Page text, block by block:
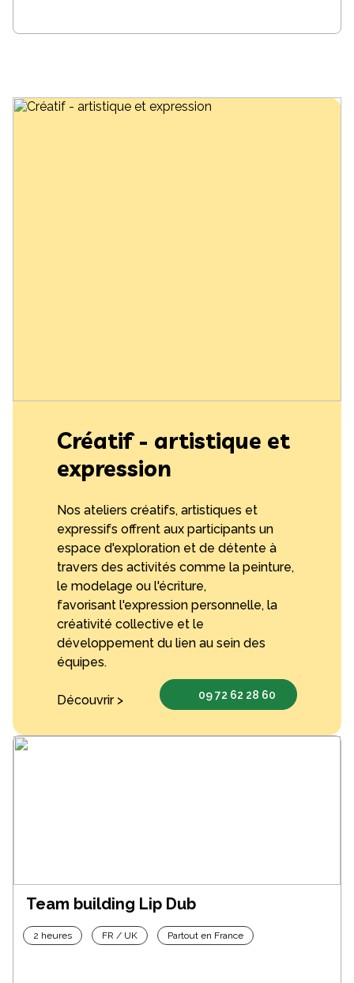
Créatif - artistique et
expression
Nos ateliers créatifs, artistiques et
expressifs offrent aux participants un
espace d'exploration et de détente à
travers des activités comme la peinture,
le modelage ou l'écriture,
favorisant l'expression personnelle, la
créativité collective et le
développement du lien au sein des
équipes.
Découvrir > 09 72 62 28 60
Team building Lip Dub
2 heures FR / UK Partout en France